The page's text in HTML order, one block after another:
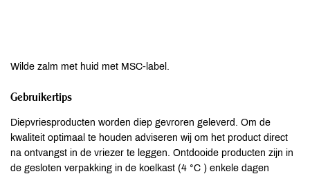
Wilde zalm met huid met MSC-label.
Gebruikertips
Diepvriesproducten worden diep gevroren geleverd. Om de
kwaliteit optimaal te houden adviseren wij om het product direct
na ontvangst in de vriezer te leggen. Ontdooide producten zijn in
de gesloten verpakking in de koelkast (4 °C ) enkele dagen